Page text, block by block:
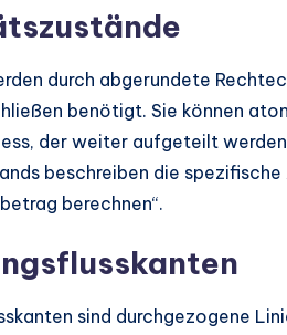
durch abgerundete
benötigt. Sie können
der weiter aufgeteilt
beschreiben die
berechnen“.
sind durchgezogene